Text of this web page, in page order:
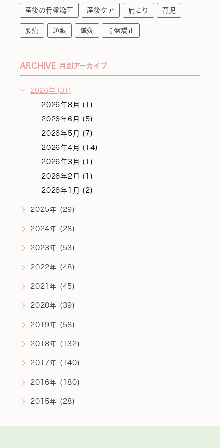
産後の骨盤矯正 産後ケア 肩こり 育児
腰痛 通販 鍼灸 骨盤矯正
ARCHIVE 月別アーカイブ
2026年 (31)
2026年8月 (1)
2026年6月 (5)
2026年5月 (7)
2026年4月 (14)
2026年3月 (1)
2026年2月 (1)
2026年1月 (2)
2025年 (29)
2024年 (28)
2023年 (53)
2022年 (48)
2021年 (45)
2020年 (39)
2019年 (58)
2018年 (132)
2017年 (140)
2016年 (180)
2015年 (28)